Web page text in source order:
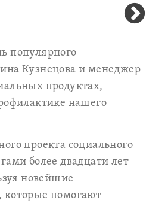
популярного
Кузнецова и менеджер
продуктах,
нашего
проекта социального
более двадцати лет
новейшие
которые помогают